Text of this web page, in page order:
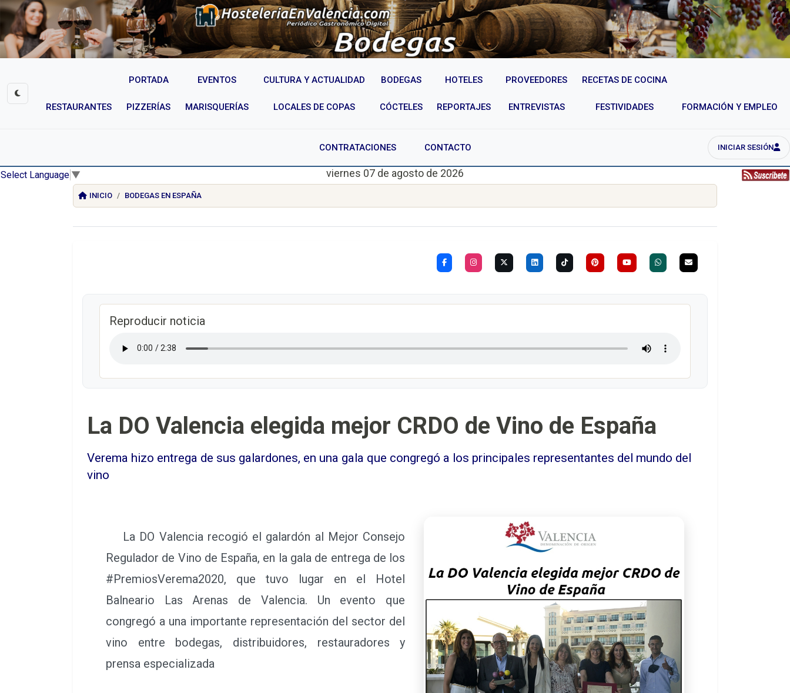
PORTADA EVENTOS CULTURA Y ACTUALIDAD BODEGAS HOTELES PROVEEDORES RECETAS DE COCINA
RESTAURANTES PIZZERÍAS MARISQUERÍAS LOCALES DE COPAS CÓCTELES REPORTAJES ENTREVISTAS FESTIVIDADES FORMACIÓN Y EMPLEO
CONTRATACIONES CONTACTO INICIAR SESIÓN
Select Language ▼ viernes 07 de agosto de 2026
INICIO BODEGAS EN ESPAÑA
Reproducir noticia
La DO Valencia elegida mejor CRDO de Vino de España
Verema hizo entrega de sus galardones, en una gala que congregó a los principales representantes del mundo del
vino
La DO Valencia recogió el galardón al Mejor Consejo
Regulador de Vino de España, en la gala de entrega de los
#PremiosVerema2020, que tuvo lugar en el Hotel
Balneario Las Arenas de Valencia. Un evento que
congregó a una importante representación del sector del
vino entre bodegas, distribuidores, restauradores y
prensa especializada